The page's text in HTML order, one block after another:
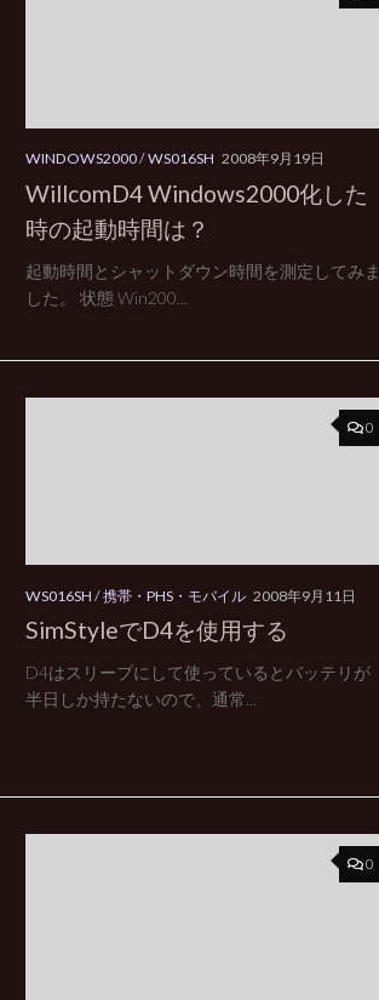
WINDOWS2000/WS016SH 2008年9月19日
WillcomD4 Windows2000化した
時の起動時間は？
起動時間とシャットダウン時間を測定してみま
した。 状態 Win200...
0
WS016SH /携帯・PHS・モバイル 2008年9月11日
SimStyleでD4を使用する
D4はスリープにして使っているとバッテリが
半日しか持たないので、通常...
0